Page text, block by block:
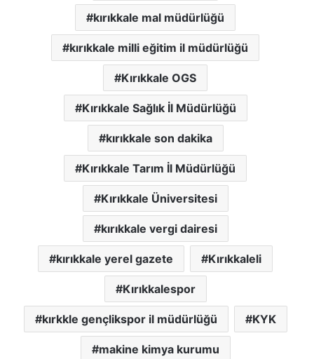
kırıkkale mal müdürlüğü
kırıkkale milli eğitim il müdürlüğü
Kırıkkale OGS
Kırıkkale Sağlık İl Müdürlüğü
kırıkkale son dakika
Kırıkkale Tarım İl Müdürlüğü
Kırıkkale Üniversitesi
kırıkkale vergi dairesi
kırıkkale yerel gazete Kırıkkaleli
Kırıkkalespor
kırkkle gençlikspor il müdürlüğü KYK
makine kimya kurumu